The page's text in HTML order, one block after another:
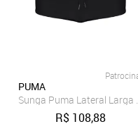
PUMA
Sunga Puma Lateral Larga
R$ 108,88